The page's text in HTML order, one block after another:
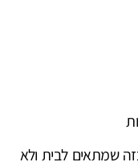
שמתאים לבית ולא